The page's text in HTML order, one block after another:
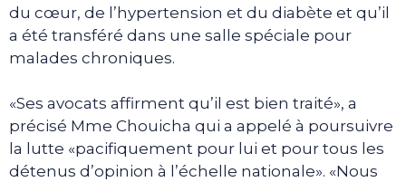
du cœur, de l’hypertension et du diabète et qu’il
a été transféré dans une salle spéciale pour
malades chroniques.
«Ses avocats affirment qu’il est bien traité», a
précisé Mme Chouicha qui a appelé à poursuivre
la lutte «pacifiquement pour lui et pour tous les
détenus d’opinion à l’échelle nationale». «Nous